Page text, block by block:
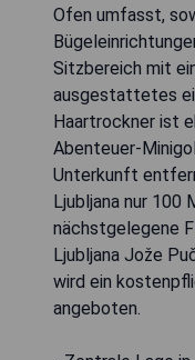
Ofen umfasst,
Sitzbereich mit
ausgestattetes
Haartrockner ist
Abenteuer-
Unterkunft
Ljubljana nur
nächstgelegene
Ljubljana Jože
wird ein
angeboten.